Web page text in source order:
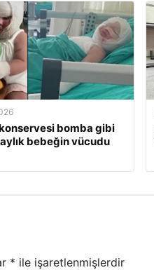
bomba gibi
bebeğin vücudu
* ile işaretlenmişlerdir